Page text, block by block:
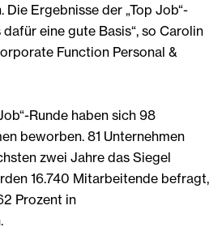
Die Ergebnisse der „Top Job“-
eine gute Basis“, so Carolin
Function Personal &
Runde haben sich 98
beworben. 81 Unternehmen
zwei Jahre das Siegel
16.740 Mitarbeitende befragt,
Prozent in